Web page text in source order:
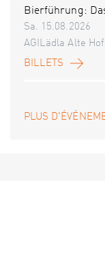
Bierführung:
Sa. 15.08.2026
AGILädla Alte
BILLETS
PLUS